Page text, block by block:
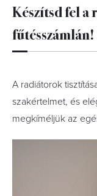
Készítsd fel
fűtésszámlán!
A radiátorok
szakértelmet, és
megkíméljük az